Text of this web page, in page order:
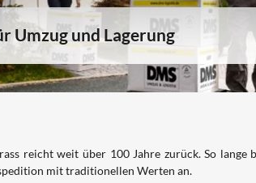
Umzug und Lagerung
reicht weit über 100 Jahre zurück. So lange
mit traditionellen Werten an.